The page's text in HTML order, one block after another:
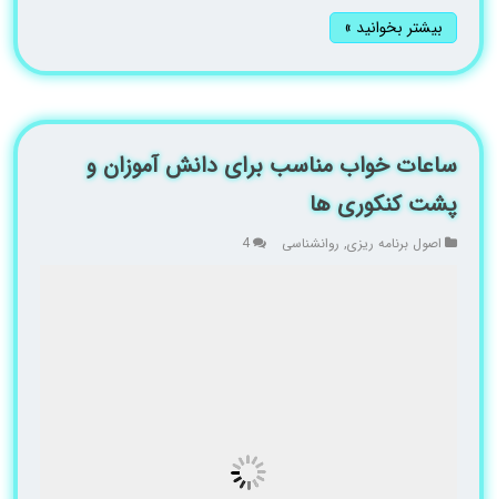
بیشتر بخوانید »
ساعات خواب مناسب برای دانش آموزان و
پشت کنکوری ها
اصول برنامه ریزی, روانشناسی 4